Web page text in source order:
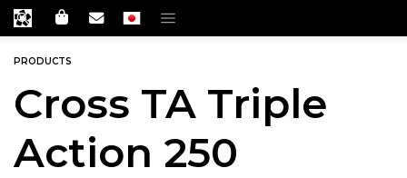
PRODUCTS
Cross TA Triple
Action 250